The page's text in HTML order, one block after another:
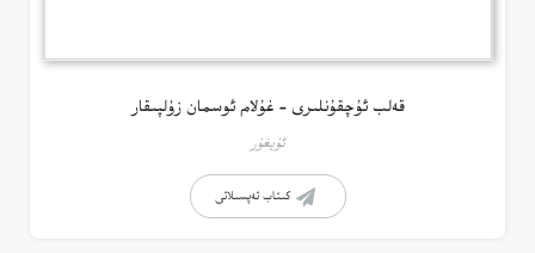
قەلب ئۇچقۇنلىرى – غۇلام ئوسمان زۇلپىقار
ئۇيغۇر
كىتاب تەپسىلاتى